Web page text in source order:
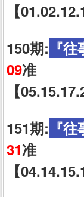
【
150期: 『
09准
【
151期: 『
31准
【